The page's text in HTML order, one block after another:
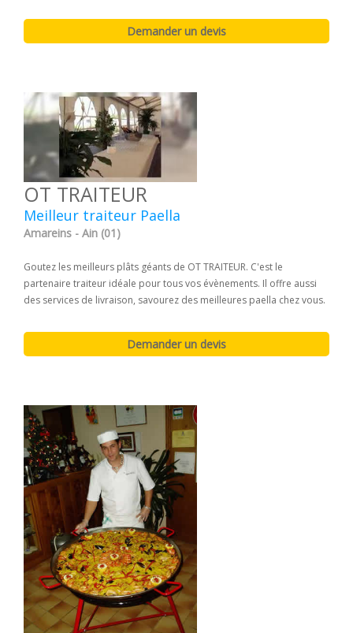
OT TRAITEUR
Meilleur traiteur Paella
Amareins - Ain (01)
Goutez les meilleurs plâts géants de OT TRAITEUR. C'est le
partenaire traiteur idéale pour tous vos évènements. Il offre aussi
des services de livraison, savourez des meilleures paella chez vous.